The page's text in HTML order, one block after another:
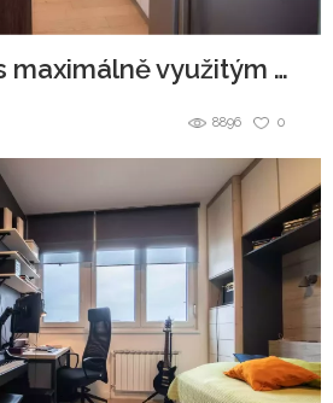
Malá kuchyň s maximálně využitým prost
0
8896